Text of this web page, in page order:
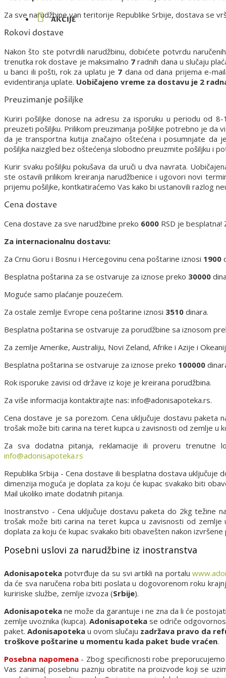
AKCIJE
Za sve narudžbine van teritorije Republike Srbije, dostava se
Rokovi dostave
Nakon što ste potvrdili narudžbinu, dobićete potvrdu
trenutka rok dostave je maksimalno 7 radnih dana u slučaju
u banci ili pošti, rok za uplatu je 7 dana od dana prijema e-
evidentiranja uplate. Uobičajeno vreme za dostavu je 2
Preuzimanje pošiljke
Kuriri pošiljke donose na adresu za isporuku u periodu od
preuzeti pošiljku. Prilikom preuzimanja pošiljke potrebno je da
da je transportna kutija značajno oštećena i posumnjate da
pošiljka naizgled bez oštećenja slobodno preuzmite pošiljku i
Kurir svaku pošiljku pokušava da uruči u dva navrata.
ste ostavili prilikom kreiranja narudžbenice i ugovori novi
prijemu pošiljke, kontkatiraćemo Vas kako bi ustanovili razlog
Cena dostave
Cena dostave za sve narudžbine preko 6000 RSD je besplatna!
Za internacionalnu dostavu:
Za Crnu Goru i Bosnu i Hercegovinu cena poštarine iznosi 1900
Besplatna poštarina za se ostvaruje za iznose preko 30000
Moguće samo plaćanje pouzećem.
Za ostale zemlje Evrope cena poštarine iznosi 3510 dinara.
Besplatna poštarina se ostvaruje za porudžbine sa iznosom
Za zemlje Amerike, Australiju, Novi Zeland, Afrike i Azije i
Besplatna poštarina se ostvaruje za iznose preko 100000
Rok isporuke zavisi od države iz koje je kreirana porudžbina.
Za više informacija kontaktirajte nas: info@adonisapoteka.rs.
Cena dostave je sa porezom. Cena uključuje dostavu paketa
trošak može biti carina na teret kupca u zavisnosti od zemlje u
Za sva dodatna pitanja, reklamacije ili proveru trenutne
info@adonisapoteka.rs
Republika Srbija - Cena dostave ili besplatna dostava
dimenzija moguća je doplata za koju će kupac svakako biti
Mail ukoliko imate dodatnih pitanja.
Inostranstvo - Cena uključuje dostavu paketa do 2kg težine
trošak može biti carina na teret kupca u zavisnosti od
doplata za koju će kupac svakako biti obavešten nakon
Posebni uslovi za narudžbine iz inostranstva
Adonisapoteka potvrđuje da su svi artikli na portalu
da će sva naručena roba biti poslata u dogovorenom roku
kuririske službe, zemlje izvoza (Srbije).
Adonisapoteka ne može da garantuje i ne zna da li će
zemlje uvoznika (kupca). Adonisapoteka se odriče
paket. Adonisapoteka u ovom slučaju zadržava pravo da
troškove poštarine u momentu kada paket bude vraćen.
Posebna napomena- Zbog specificnosti robe
Vas zanima( posebnu paznju obratite na proizvode koji se